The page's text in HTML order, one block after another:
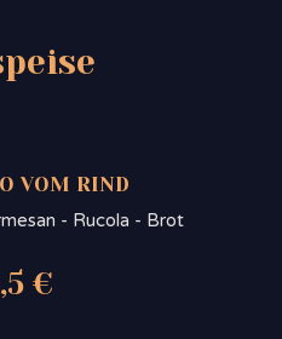
VOM RIND
- Rucola - Brot
€